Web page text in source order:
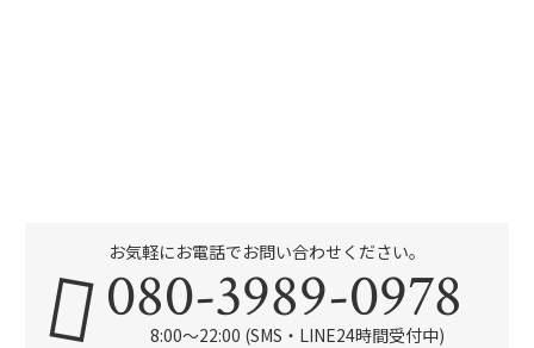
お気軽にお電話でお問い合わせください。
080-3989-0978
8:00～22:00 (SMS・LINE24時間受付中)